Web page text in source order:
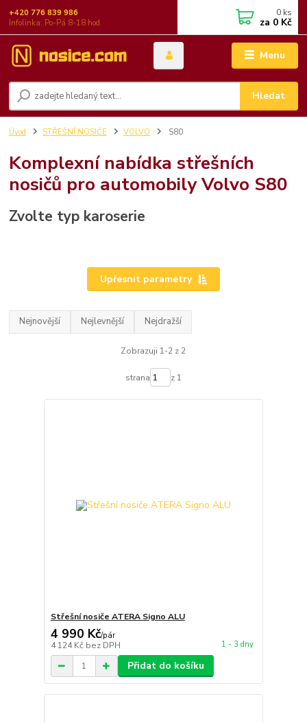
Menu
Hledat
+420 776 839 986
Infolinka: Po-Pá 8-18 hod.
0 ks
za 0 Kč
Úvod STŘEŠNÍ NOSIČE VOLVO S80
Komplexní nabídka střešních
nosičů pro automobily Volvo S80
Zvolte typ karoserie
Upřesnit parametry
Nejnovější Nejlevnější Nejdražší
Zobrazuji 1-2 z 2
strana z 1
Střešní nosiče ATERA Signo ALU
4 990 Kč/pár
4 124 Kč bez DPH 1 - 3 dny
Přidat do košíku